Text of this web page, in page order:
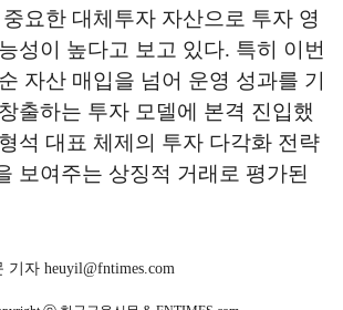
요한 대체투자 자산으로 투자 영
성이 높다고 보고 있다. 특히 이번
자산 매입을 넘어 운영 성과를 기
출하는 투자 모델에 본격 진입했
석 대표 체제의 투자 다각화 전략
보여주는 상징적 거래로 평가된
자 heuyil@fntimes.com